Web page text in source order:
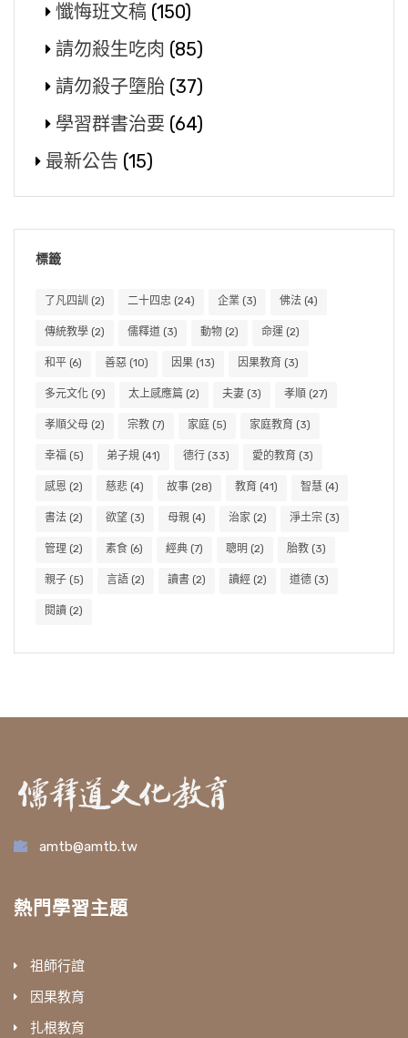
懺悔班文稿 (150)
請勿殺生吃肉 (85)
請勿殺子墮胎 (37)
學習群書治要 (64)
最新公告 (15)
標籤
了凡四訓 (2) 二十四忠 (24) 企業 (3) 佛法 (4)
傳統教學 (2) 儒釋道 (3) 動物 (2) 命運 (2)
和平 (6) 善惡 (10) 因果 (13) 因果教育 (3)
多元文化 (9) 太上感應篇 (2) 夫妻 (3) 孝順 (27)
孝順父母 (2) 宗教 (7) 家庭 (5) 家庭教育 (3)
幸福 (5) 弟子規 (41) 德行 (33) 愛的教育 (3)
感恩 (2) 慈悲 (4) 故事 (28) 教育 (41) 智慧 (4)
書法 (2) 欲望 (3) 母親 (4) 治家 (2) 淨土宗 (3)
管理 (2) 素食 (6) 經典 (7) 聰明 (2) 胎教 (3)
親子 (5) 言語 (2) 讀書 (2) 讀經 (2) 道德 (3)
閱讀 (2)
amtb@amtb.tw
熱門學習主題
祖師行誼
因果教育
扎根教育